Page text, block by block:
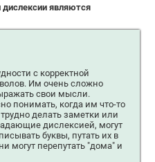
являются
с корректной
Им очень сложно
свои мысли.
понимать, когда им что-то
делать заметки или
дислексией, могут
буквы, путать их в
могут перепутать "дома" и